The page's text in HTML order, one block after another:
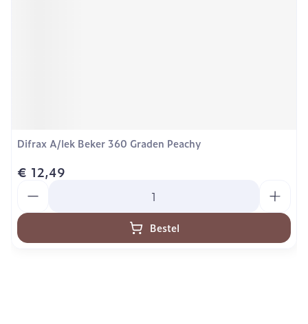
Difrax A/lek Beker 360 Graden Peachy
€ 12,49
Bestel